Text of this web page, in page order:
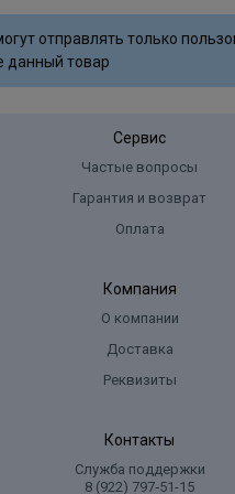
Laureth Sulfate, Lanolin
Glycol Distearate,
m-Aminophenol,
отправлять только
данный товар
Сервис
Частые вопросы
Гарантия и возврат
Оплата
Компания
О компании
Доставка
Реквизиты
Контакты
Служба поддержки
8 (922) 797‑51-15